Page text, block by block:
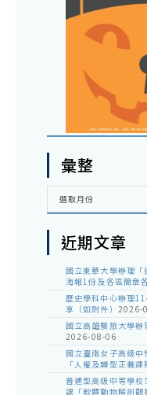
彙整
彙
選取月份
近期文章
國立東華大學辦理「
海報1份及各區簡章
歷史學科中心辦理
享（如附件） 2026-
國立高雄餐旅大學
2026-08-06
國立臺南女子高級
「人權及轉型正義
普通型高級中等學
課「軟體動物解剖